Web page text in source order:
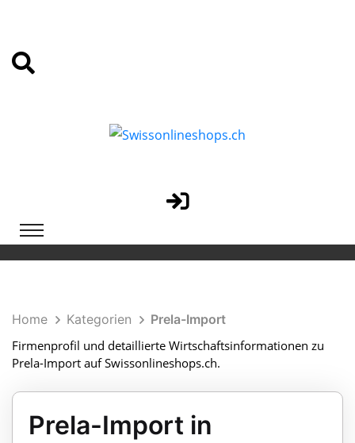
Home Kategorien
Prela-Import
Firmenprofil und detaillierte Wirtschaftsinformationen zu
Prela-Import auf Swissonlineshops.ch.
Prela-Import in